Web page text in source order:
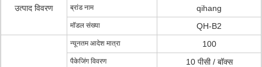
उत्पाद विवरण ब्रांड नाम qihang
मॉडल संख्या QH-B2
न्यूनतम आदेश मात्रा 100
पैकेजिंग विवरण 10 पीसी / बॉक्स